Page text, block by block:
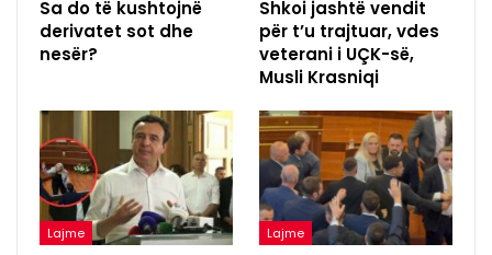
Sa do të kushtojnë
derivatet sot dhe
nesër?
Shkoi jashtë vendit
për t’u trajtuar, vdes
veterani i UÇK-së,
Musli Krasniqi
Lajme Lajme